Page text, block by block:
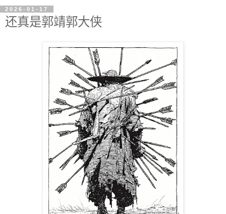
2026-01-17
还真是郭靖郭大侠